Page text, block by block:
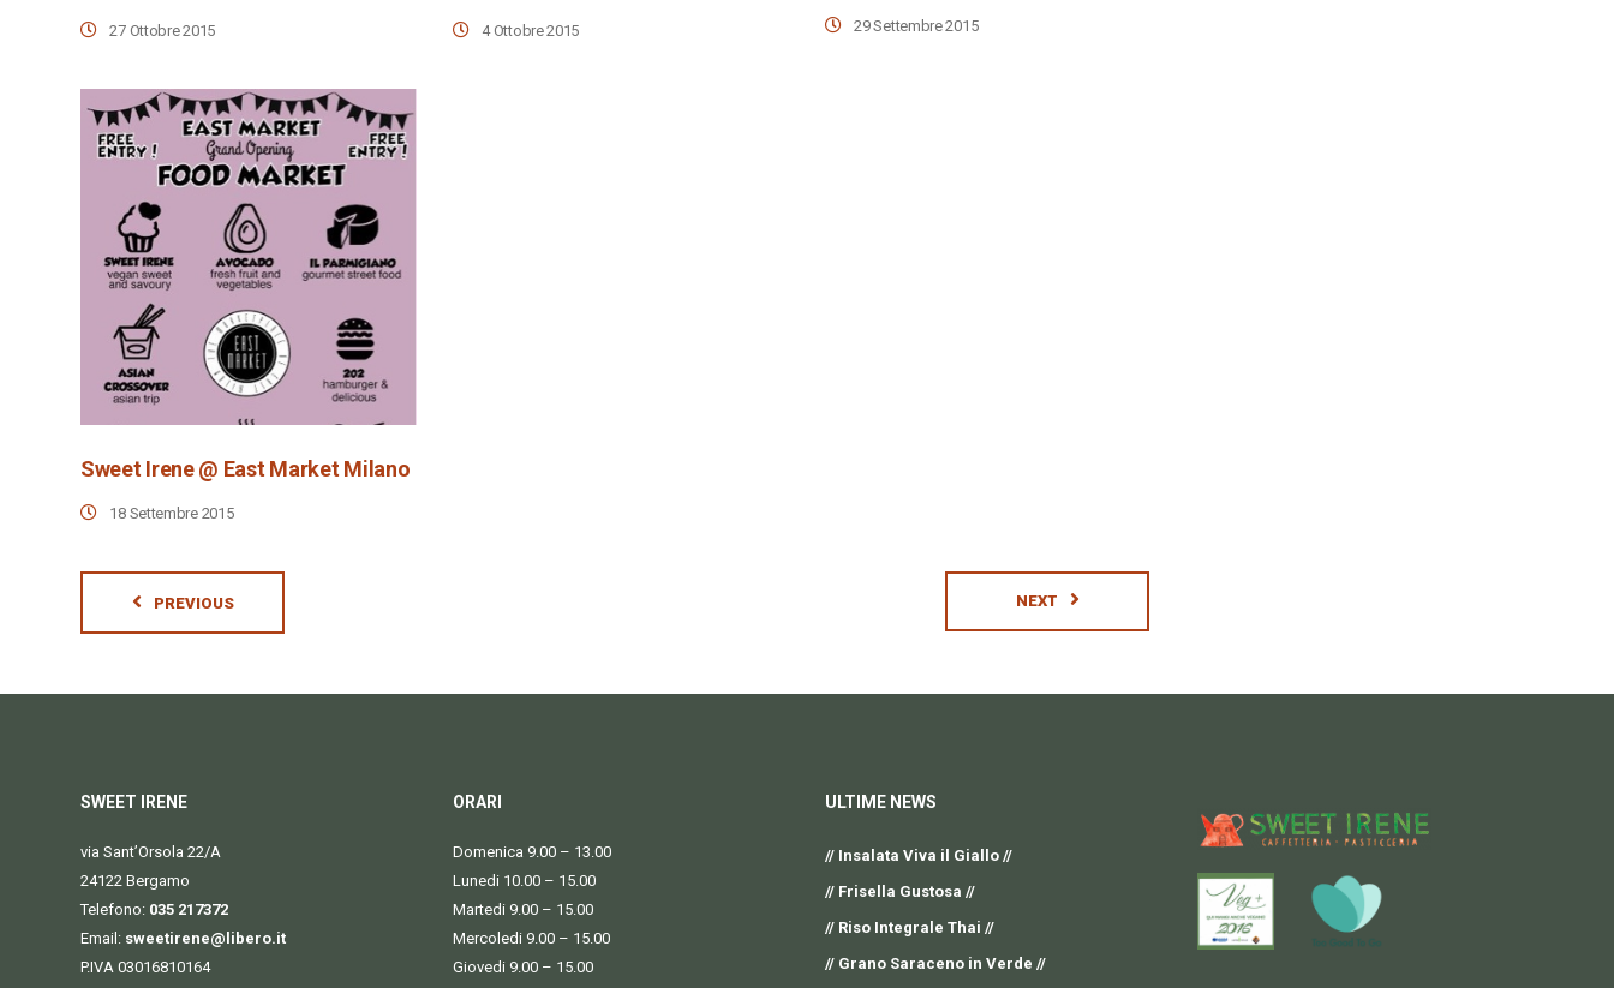
27 Ottobre 2015 4 Ottobre 2015 29 Settembre 2015
Sweet Irene @ East Market Milano
18 Settembre 2015
PREVIOUS NEXT
SWEET IRENE
via Sant’Orsola 22/A
24122 Bergamo
Telefono: 035 217372
Email: sweetirene@libero.it
P.IVA 03016810164
ORARI
Domenica 9.00 – 13.00
Lunedi 10.00 – 15.00
Martedi 9.00 – 15.00
Mercoledi 9.00 – 15.00
Giovedi 9.00 – 15.00
ULTIME NEWS
// Insalata Viva il Giallo //
// Frisella Gustosa //
// Riso Integrale Thai //
// Grano Saraceno in Verde //